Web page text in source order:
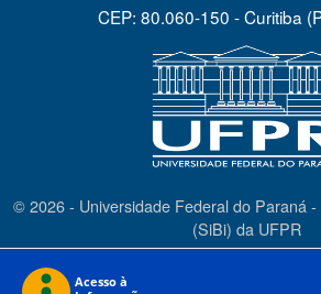
CEP: 80.060-150 - Curitiba
© 2026 - Universidade Federal do Paraná
(SiBi) da UFPR